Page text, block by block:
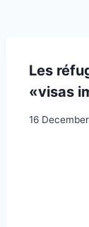
Les
«visas
16